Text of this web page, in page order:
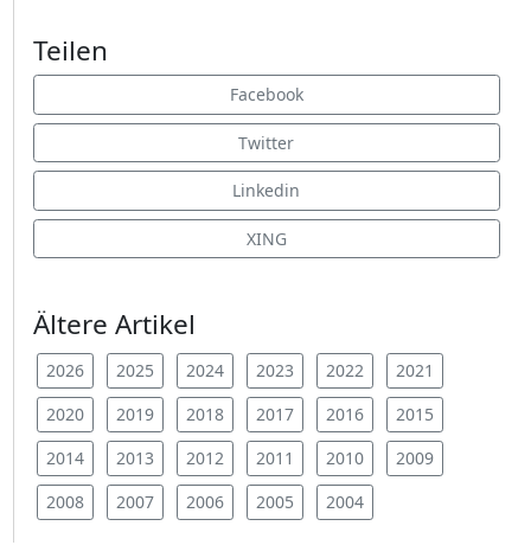
Teilen
Facebook
Twitter
Linkedin
XING
Ältere Artikel
2026 2025 2024 2023 2022
2021
2020
2019 2018 2017 2016
2015
2014
2013 2012 2011 2010
2009
2008
2007 2006 2005 2004